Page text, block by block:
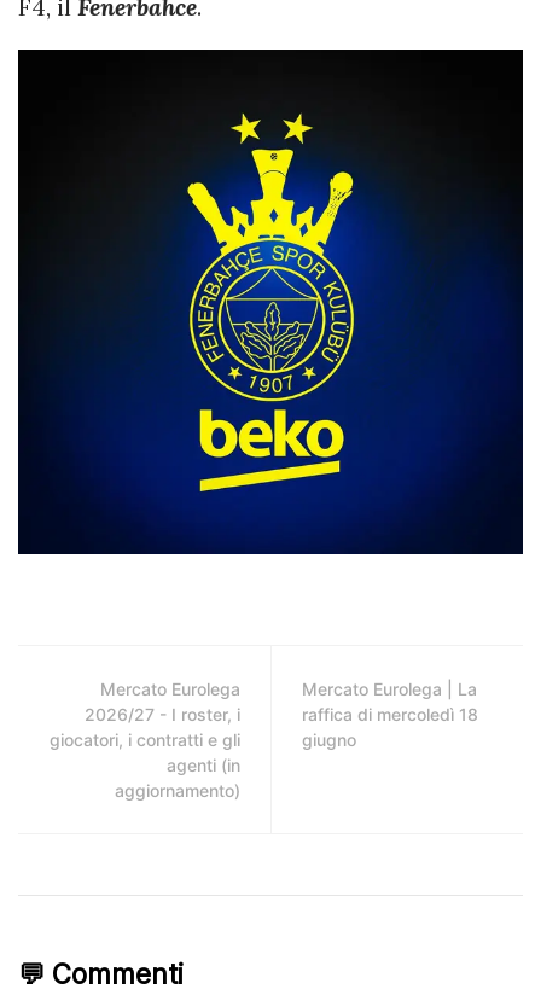
F4, il Fenerbahce.
Mercato Eurolega
2026/27 - I roster, i
giocatori, i contratti e gli
agenti (in
aggiornamento)
Mercato Eurolega | La
raffica di mercoledì 18
giugno
💬 Commenti